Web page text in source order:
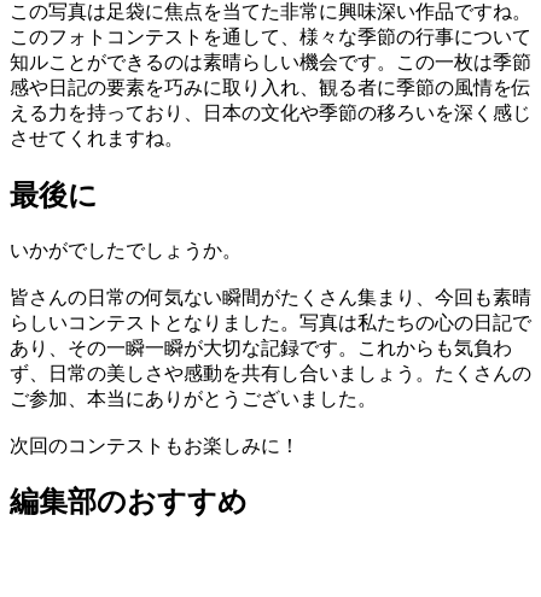
この写真は足袋に焦点を当てた非常に興味深い作品ですね。
このフォトコンテストを通して、様々な季節の行事について
知ルことができるのは素晴らしい機会です。この一枚は季節
感や日記の要素を巧みに取り入れ、観る者に季節の風情を伝
える力を持っており、日本の文化や季節の移ろいを深く感じ
させてくれますね。
最後に
いかがでしたでしょうか。
皆さんの日常の何気ない瞬間がたくさん集まり、今回も素晴
らしいコンテストとなりました。写真は私たちの心の日記で
あり、その一瞬一瞬が大切な記録です。これからも気負わ
ず、日常の美しさや感動を共有し合いましょう。たくさんの
ご参加、本当にありがとうございました。
次回のコンテストもお楽しみに！
編集部のおすすめ